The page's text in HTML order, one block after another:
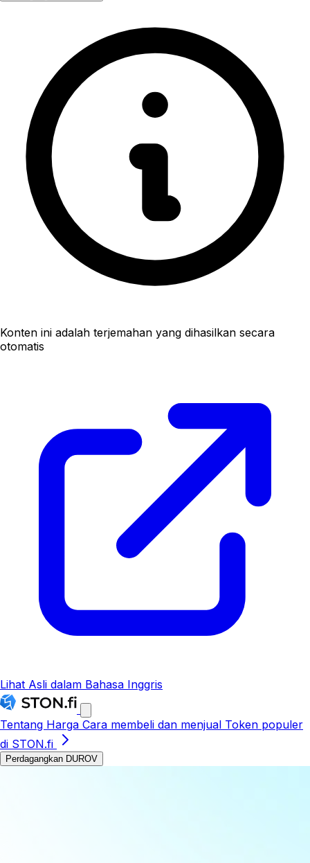
Konten ini adalah terjemahan yang dihasilkan secara
otomatis
Lihat Asli dalam Bahasa Inggris
Tentang Harga Cara membeli dan menjual Token populer
di STON.fi
Perdagangkan DUROV